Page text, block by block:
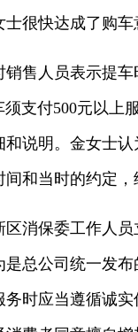
很快达成了购车
人员表示提车
支付500元以上
说明。金女士
和当时的约定
保委工作人员
总公司统一发
时应当遵循诚